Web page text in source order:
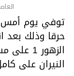
حرقا وذلك بعد
النيران على